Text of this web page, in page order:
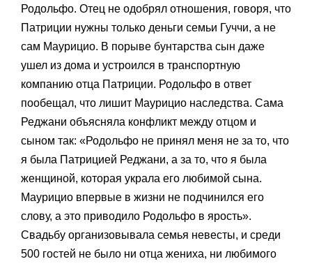
Родольфо. Отец не одобрял отношения, говоря, что
Патриции нужны только деньги семьи Гуччи, а не
сам Маурицио. В порыве бунтарства сын даже
ушел из дома и устроился в транспортную
компанию отца Патриции. Родольфо в ответ
пообещал, что лишит Маурицио наследства. Сама
Реджани объясняла конфликт между отцом и
сыном так: «Родольфо не принял меня не за то, что
я была Патрицией Реджани, а за то, что я была
женщиной, которая украла его любимой сына.
Маурицио впервые в жизни не подчинился его
слову, а это приводило Родольфо в ярость».
Свадьбу организовывала семья невесты, и среди
500 гостей не было ни отца жениха, ни любимого